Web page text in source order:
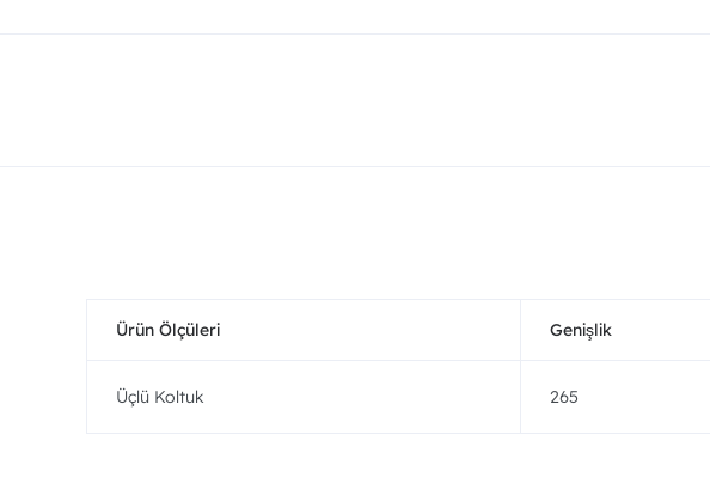
Ürün Ölçüleri Genişlik
Üçlü Koltuk 265